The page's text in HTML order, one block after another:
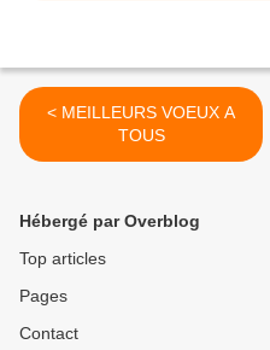
< MEILLEURS VOEUX A
TOUS
Hébergé par Overblog
Top articles
Pages
Contact